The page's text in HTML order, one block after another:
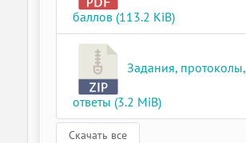
баллов (113.2 KiB)
Задания, протоколы,
ответы (3.2 MiB)
Скачать все